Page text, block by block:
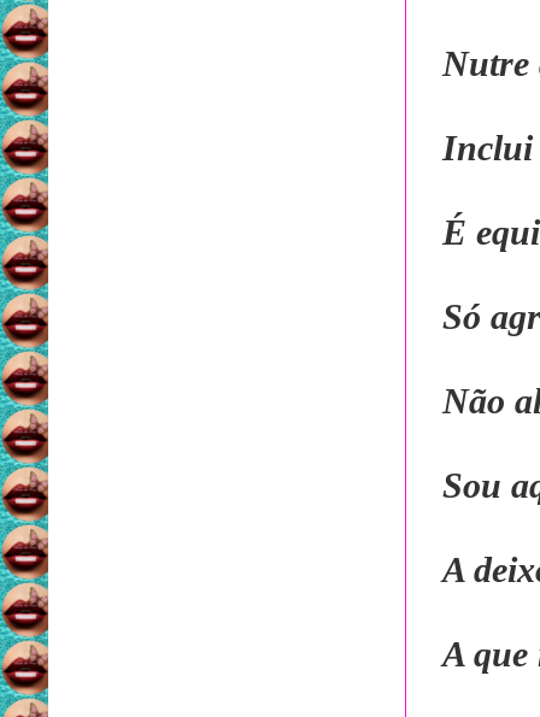
Nutre
Inclui
É
Só
Não
Sou
A
A que